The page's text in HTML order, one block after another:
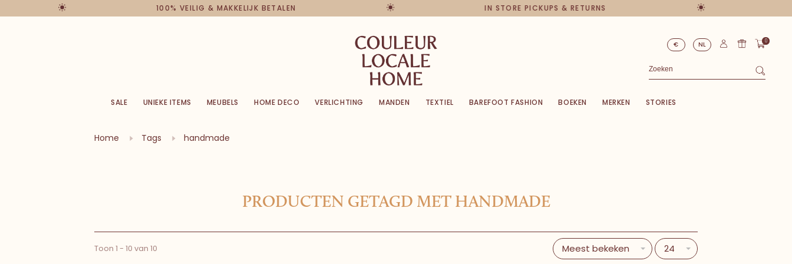
100% VEILIG & MAKKELIJK BETALEN IN STORE PICKUPS & RETURNS
€ NL 0
SALE UNIEKE ITEMS MEUBELS HOME DECO VERLICHTING MANDEN TEXTIEL BAREFOOT FASHION BOEKEN MERKEN STORIES
Home Tags handmade
PRODUCTEN GETAGD MET HANDMADE
Toon 1 - 10 van 10 Meest bekeken 24